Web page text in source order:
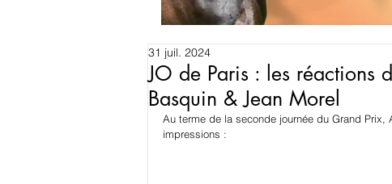
JO de Paris : les réactions
Basquin & Jean Morel
31 juil. 2024
Au terme de la seconde journée du Grand
impressions :